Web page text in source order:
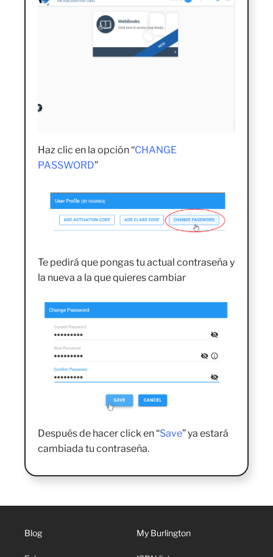
Haz clic en la opción “CHANGE
PASSWORD”
Te pedirá que pongas tu actual contraseña y
la nueva a la que quieres cambiar
Después de hacer click en “Save” ya estará
cambiada tu contraseña.
Blog My Burlington